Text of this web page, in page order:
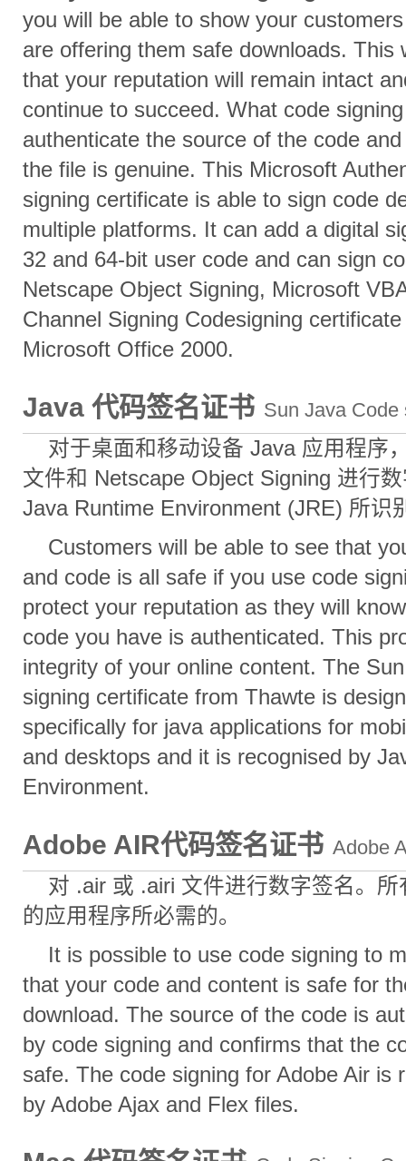
you will be able to show your
are offering them safe downloads. This
that your reputation will remain intact
continue to succeed. What code
authenticate the source of the code
the file is genuine. This Microsoft
signing certificate is able to sign code
multiple platforms. It can add a digital
32 and 64-bit user code and can sign
Netscape Object Signing, Microsoft
Channel Signing Codesigning
Microsoft Office 2000.
Java 代码签名证书 Sun Java
对于桌面和移动设备 Java 应用程序
文件和 Netscape Object Signing 进行
Java Runtime Environment (JRE) 所识
Customers will be able to see that
and code is all safe if you use code
protect your reputation as they will
code you have is authenticated. This
integrity of your online content. The
signing certificate from Thawte is
specifically for java applications for
and desktops and it is recognised by
Environment.
Adobe AIR代码签名证书 Adobe
对 .air 或 .airi 文件进行数字签名。所
的应用程序所必需的。
It is possible to use code signing to
that your code and content is safe for
download. The source of the code is
by code signing and confirms that the
safe. The code signing for Adobe Air is
by Adobe Ajax and Flex files.